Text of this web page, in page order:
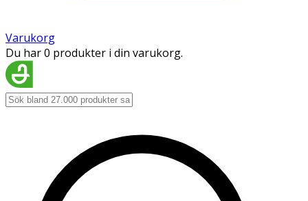
Varukorg
Du har 0 produkter i din varukorg.